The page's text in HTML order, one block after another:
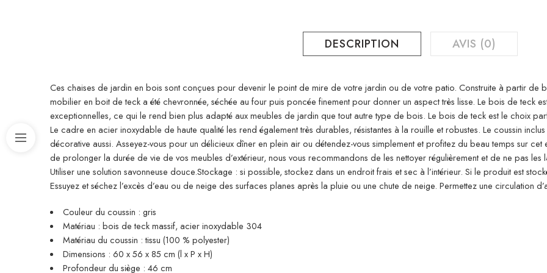
DESCRIPTION AVIS (0)
Ces chaises de jardin en bois sont conçues pour devenir le point de mire de votre jardin ou de votre patio. Construite à partir de
mobilier en boit de teck a été chevronnée, séchée au four puis poncée finement pour donner un aspect très lisse. Le bois de teck
exceptionnelles, ce qui le rend bien plus adapté aux meubles de jardin que tout autre type de bois. Le bois de teck est le choix
Le cadre en acier inoxydable de haute qualité les rend également très durables, résistantes à la rouille et robustes. Le coussin
décorative aussi. Asseyez-vous pour un délicieux dîner en plein air ou détendez-vous simplement et profitez du beau temps sur
de prolonger la durée de vie de vos meubles d’extérieur, nous vous recommandons de les nettoyer régulièrement et de ne pas les
Utiliser une solution savonneuse douce.Stockage : si possible, stockez dans un endroit frais et sec à l’intérieur. Si le produit est
Essuyez et séchez l’excès d’eau ou de neige des surfaces planes après la pluie ou une chute de neige. Permettez une circulation
Couleur du coussin : gris
Matériau : bois de teck massif, acier inoxydable 304
Matériau du coussin : tissu (100 % polyester)
Dimensions : 60 x 56 x 85 cm (l x P x H)
Profondeur du siège : 46 cm